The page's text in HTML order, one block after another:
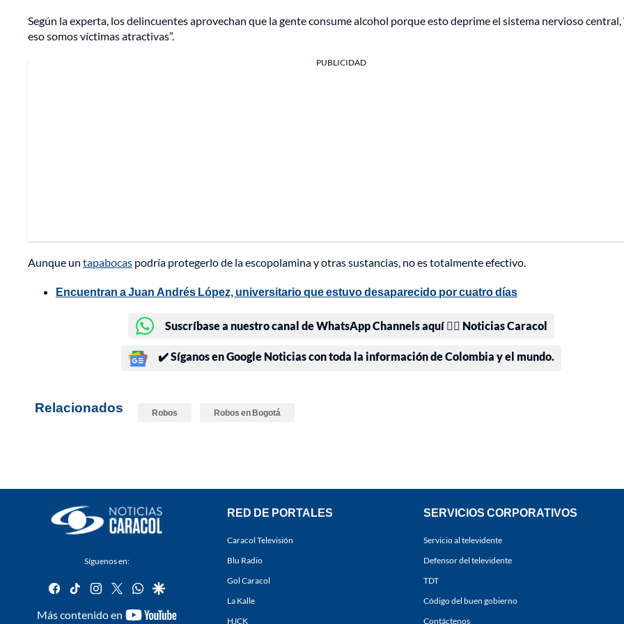
Según la experta, los delincuentes aprovechan que la gente consume alcohol porque esto deprime el sistema nervioso central,
eso somos víctimas atractivas”.
PUBLICIDAD
Aunque un tapabocas podría protegerlo de la escopolamina y otras sustancias, no es totalmente efectivo.
Encuentran a Juan Andrés López, universitario que estuvo desaparecido por cuatro días
Suscríbase a nuestro canal de WhatsApp Channels aquí 👉🏻 Noticias Caracol
✔️ Síganos en Google Noticias con toda la información de Colombia y el mundo.
Relacionados Robos Robos en Bogotá
Síguenos en:
facebook
tiktok instagram
twitterwhatsapp
google
Más contenido en
youtube-
RED DE PORTALES
Caracol Televisión
Blu Radio
Gol Caracol
La Kalle
HJCK
SERVICIOS CORPORATIVOS
Servicio al televidente
Defensor del televidente
TDT
Código del buen gobierno
Contáctenos